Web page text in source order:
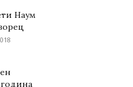
Наум
година